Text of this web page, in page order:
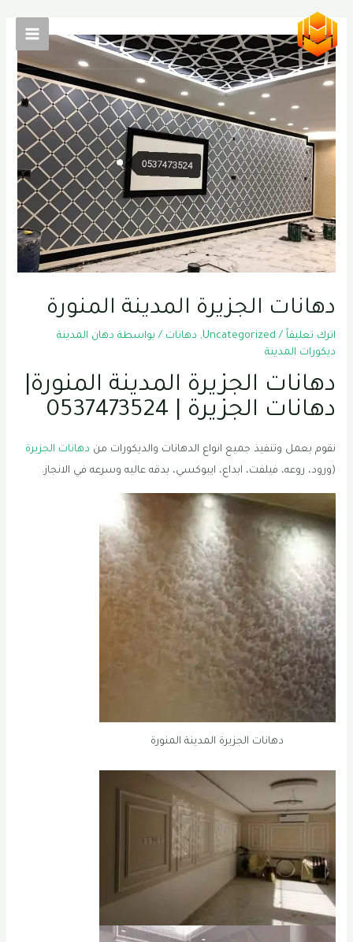
المحتوى
Main
Menu
دهانات الجزيرة المدينة المنورة
اترك تعليقاً /
Uncategorized
, دهانات / بواسطة دهان المدينة
ديكورات المدينة
دهانات الجزيرة المدينة المنورة|
دهانات الجزيرة | 0537473524
نقوم بعمل وتنفيذ جميع انواع الدهانات والديكورات من دهانات الجزيرة
(ورود، روعه، فيلفت، ابداع، ايبوكسي، بدقه عاليه وسرعه في الانجاز.
دهانات الجزيرة المدينة المنورة